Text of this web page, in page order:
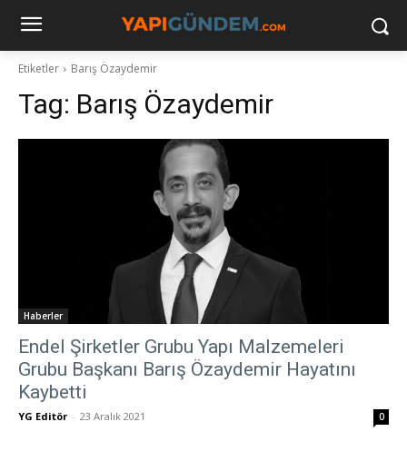
Etiketler Barış Özaydemir
Tag: Barış Özaydemir
Haberler
Endel Şirketler Grubu Yapı Malzemeleri
Grubu Başkanı Barış Özaydemir Hayatını
Kaybetti
YG Editör - 23 Aralık 2021 0